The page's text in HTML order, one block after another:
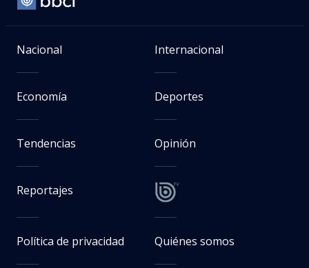
Nacional Internacional
Economía Deportes
Tendencias Opinión
Reportajes
Política de privacidad Quiénes somos